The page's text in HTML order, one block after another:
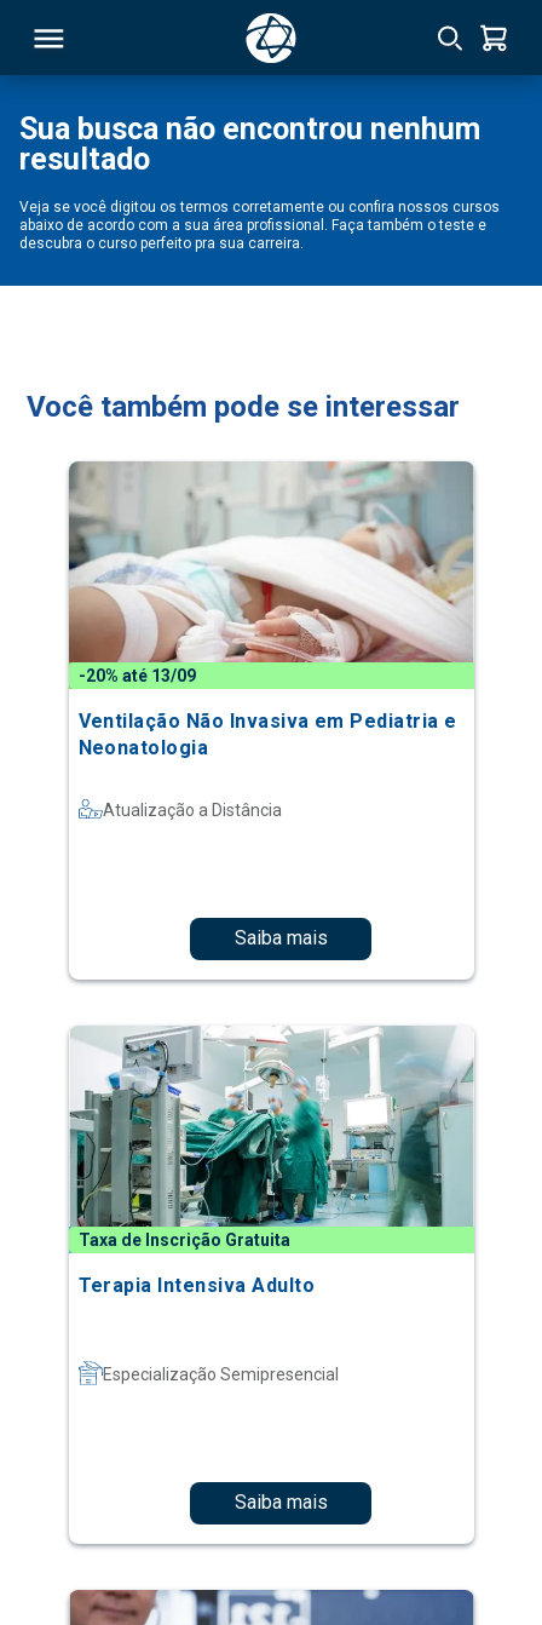
Sua busca não encontrou nenhum
resultado
Veja se você digitou os termos corretamente ou confira nossos cursos
abaixo de acordo com a sua área profissional. Faça também o teste e
descubra o curso perfeito pra sua carreira.
Você também pode se interessar
-20% até 13/09
Ventilação Não Invasiva em Pediatria e
Neonatologia
Atualização a Distância
Saiba mais
Taxa de Inscrição Gratuita
Terapia Intensiva Adulto
Especialização Semipresencial
Saiba mais